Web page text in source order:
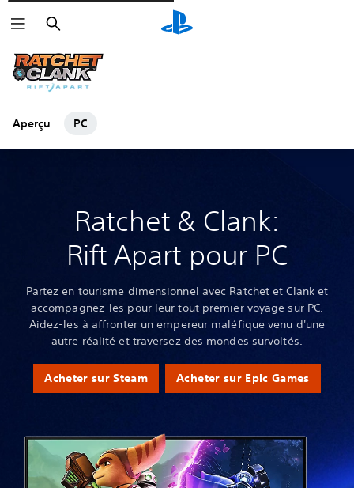
Rechercher
Aperçu PC
Ratchet & Clank:
Rift Apart pour PC
Partez en tourisme dimensionnel avec Ratchet et Clank et
accompagnez-les pour leur tout premier voyage sur PC.
Aidez-les à affronter un empereur maléfique venu d'une
autre réalité et traversez des mondes survoltés.
Acheter sur Steam Acheter sur Epic Games